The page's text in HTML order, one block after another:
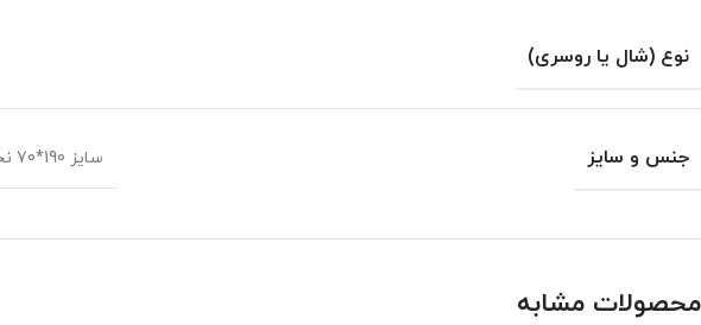
نوع (شال یا روسری)
جنس و سایز سایز 190*70 نخی
محصولات مشابه